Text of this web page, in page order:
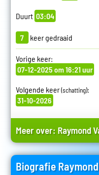
Duurt 03:04
7 keer gedraaid
Vorige keer:
07-12-2025 om 16:21 uur
Volgende keer(schatting):
31-10-2026
Meer over: Raymond
Biografie